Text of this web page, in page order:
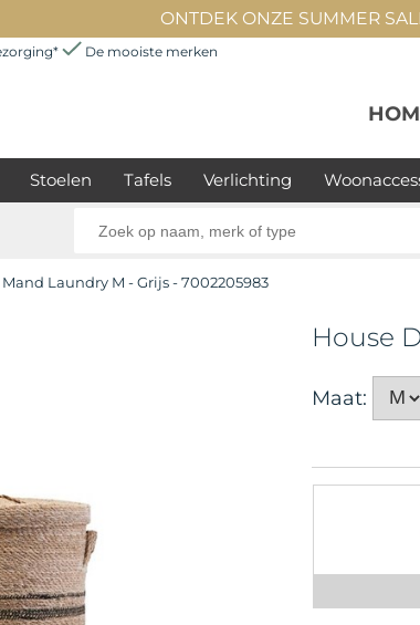
ONTDEK ONZE SUMMER
De mooiste merken
Stoelen Tafels Verlichting
Laundry M - Grijs - 7002205983
House
Maat: